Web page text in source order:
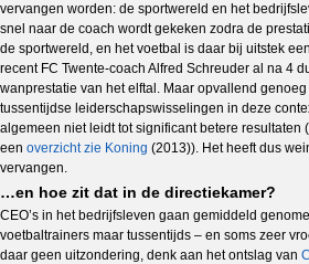
vervangen worden: de sportwereld en het
snel naar de coach wordt gekeken zodra de
de sportwereld, en het voetbal is daar bij uitstek
recent FC Twente-coach Alfred Schreuder al na 4
wanprestatie van het elftal. Maar opvallend
tussentijdse leiderschapswisselingen in deze
algemeen niet leidt tot significant betere resultaten
een overzicht zie Koning (2013)). Het heeft dus
vervangen.
…en hoe zit dat in de directiekamer?
CEO’s in het bedrijfsleven gaan gemiddeld
voetbaltrainers maar tussentijds – en soms zeer
daar geen uitzondering, denk aan het ontslag van